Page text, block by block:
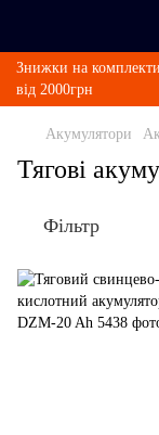
Знижки на
від 2000грн
Акумулятори
Тягові
Фільтр